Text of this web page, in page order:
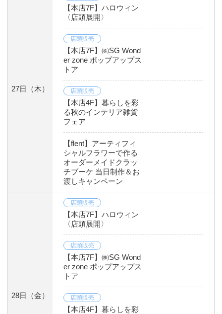
27日 （木）
【本店7F】ハロウィン
〈店頭展開〉
店頭販売
【本店7F】㈱SG Wond
er zone ポップアップス
トア
店頭販売
【本店4F】暮らしを彩
る秋のインテリア雑貨
フェア
【flent】アーティフィ
シャルフラワーで作る
オーダーメイドクラッ
チブーケ 当日制作＆お
渡しキャンペーン
28日 （金）
店頭販売
【本店7F】ハロウィン
〈店頭展開〉
店頭販売
【本店7F】㈱SG Wond
er zone ポップアップス
トア
店頭販売
【本店4F】暮らしを彩